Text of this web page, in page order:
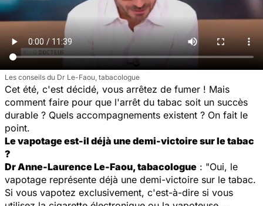
Les conseils du Dr Le-Faou, tabacologue
Cet été, c'est décidé, vous arrêtez de fumer ! Mais
comment faire pour que l'arrêt du tabac soit un succès
durable ? Quels accompagnements existent ? On fait le
point.
Le vapotage est-il déjà une demi-victoire sur le tabac
?
Dr Anne-Laurence Le-Faou, tabacologue : "Oui, le
vapotage représente déjà une demi-victoire sur le tabac.
Si vous vapotez exclusivement, c'est-à-dire si vous